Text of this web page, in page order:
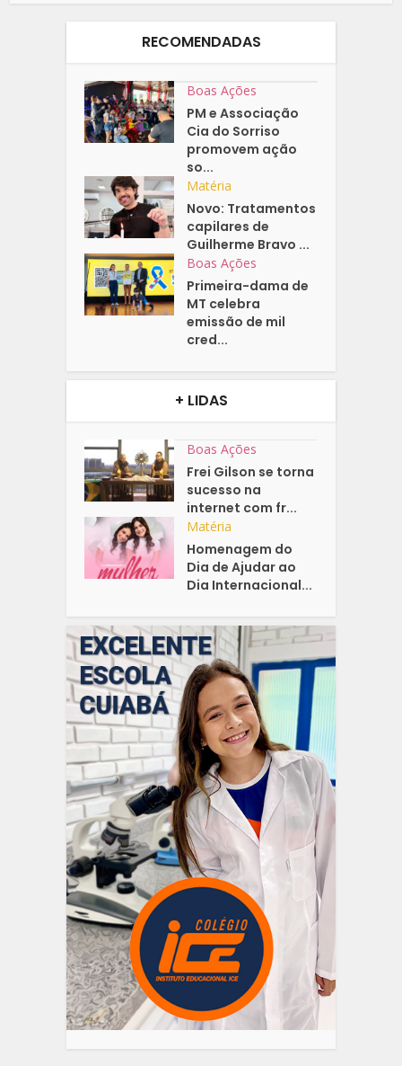
RECOMENDADAS
Boas Ações
PM e Associação
Cia do Sorriso
promovem ação
so...
Matéria
Novo: Tratamentos
capilares de
Guilherme Bravo ...
Boas Ações
Primeira-dama de
MT celebra
emissão de mil
cred...
+ LIDAS
Boas Ações
Frei Gilson se torna
sucesso na
internet com fr...
Matéria
Homenagem do
Dia de Ajudar ao
Dia Internacional...